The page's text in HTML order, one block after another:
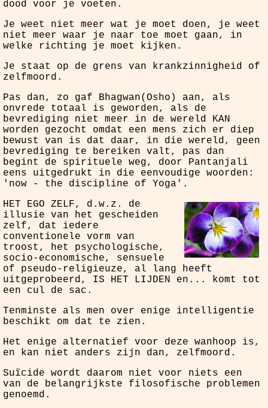
dood voor je voeten.
Je weet niet meer wat je moet doen, je weet
niet meer waar je naar toe moet gaan, in
welke richting je moet kijken.
Je staat op de grens van krankzinnigheid of
zelfmoord.
Pas dan, zo gaf Bhagwan(Osho) aan, als
onvrede totaal is geworden, als de
bevrediging niet meer in de wereld KAN
worden gezocht omdat een mens zich er diep
bewust van is dat daar, in die wereld, geen
bevrediging te bereiken valt, pas dan
begint de spirituele weg, door Pantanjali
eens uitgedrukt in die eenvoudige woorden:
'now - the discipline of Yoga'.
HET EGO ZELF, d.w.z. de
illusie van het gescheiden
zelf, dat iedere
conventionele vorm van
troost, het psychologische,
socio-economische, sensuele
of pseudo-religieuze, al lang heeft
uitgeprobeerd, IS HET LIJDEN en... komt tot
een cul de sac.
Tenminste als men over enige intelligentie
beschikt om dat te zien.
Het enige alternatief voor deze wanhoop is,
en kan niet anders zijn dan, zelfmoord.
Suïcide wordt daarom niet voor niets een
van de belangrijkste filosofische problemen
genoemd.